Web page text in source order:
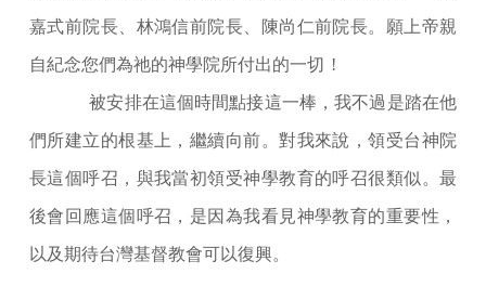
嘉式前院長、林鴻信前院長、陳尚仁前院長。願上帝親
自紀念您們為祂的神學院所付出的一切 !
被安排在這個時間點接這一棒，我不過是踏在他
們所建立的根基上，繼續向前。對我來說，領受台神院
長這個呼召，與我當初領受神學教育的呼召很類似。最
後會回應這個呼召，是因為我看見神學教育的重要性，
以及期待台灣基督教會可以復興。